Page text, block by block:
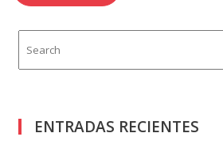
ENTRADAS RECIENTES